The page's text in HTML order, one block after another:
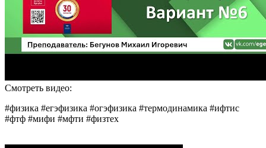
Смотреть видео:
#физика #егэфизика #огэфизика #термодинамика #ифтис
#фтф #мифи #мфти #физтех